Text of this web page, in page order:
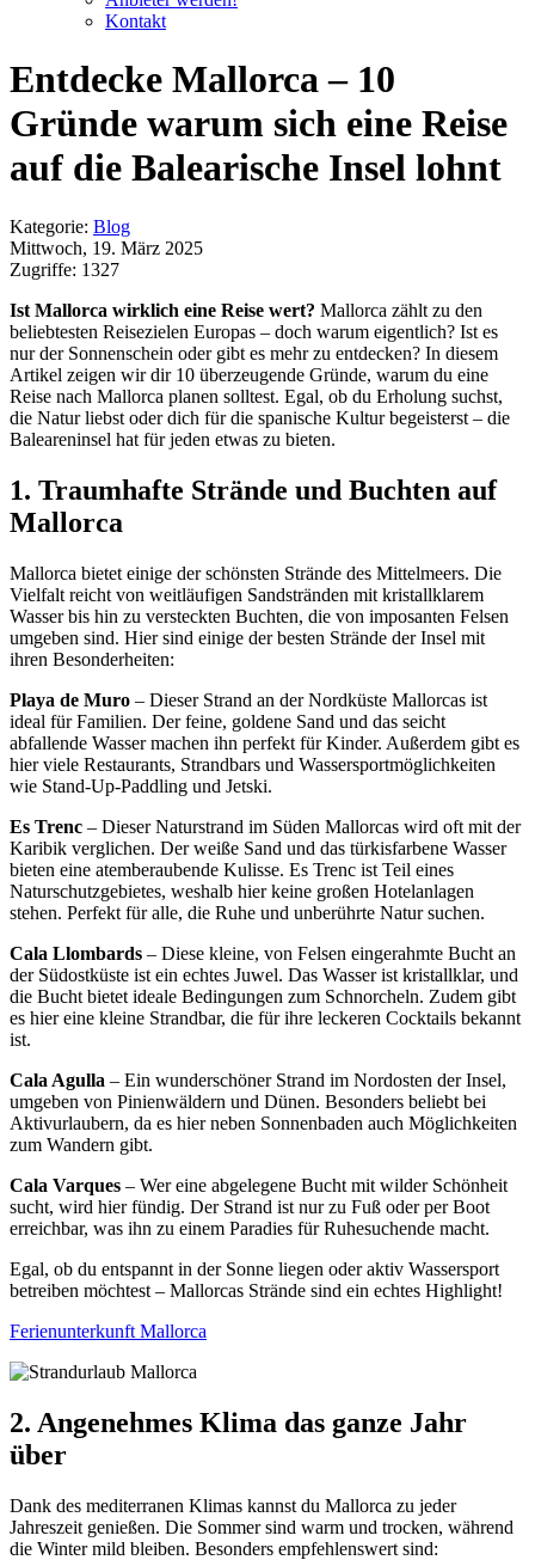
Kontakt
Entdecke Mallorca – 10
Gründe warum sich eine Reise
auf die Balearische Insel lohnt
Kategorie: Blog
Mittwoch, 19. März 2025
Zugriffe: 1327
Ist Mallorca wirklich eine Reise wert? Mallorca zählt zu den
beliebtesten Reisezielen Europas – doch warum eigentlich? Ist es
nur der Sonnenschein oder gibt es mehr zu entdecken? In diesem
Artikel zeigen wir dir 10 überzeugende Gründe, warum du eine
Reise nach Mallorca planen solltest. Egal, ob du Erholung suchst,
die Natur liebst oder dich für die spanische Kultur begeisterst – die
Baleareninsel hat für jeden etwas zu bieten.
1. Traumhafte Strände und Buchten auf
Mallorca
Mallorca bietet einige der schönsten Strände des Mittelmeers. Die
Vielfalt reicht von weitläufigen Sandstränden mit kristallklarem
Wasser bis hin zu versteckten Buchten, die von imposanten Felsen
umgeben sind. Hier sind einige der besten Strände der Insel mit
ihren Besonderheiten:
Playa de Muro – Dieser Strand an der Nordküste Mallorcas ist
ideal für Familien. Der feine, goldene Sand und das seicht
abfallende Wasser machen ihn perfekt für Kinder. Außerdem gibt es
hier viele Restaurants, Strandbars und Wassersportmöglichkeiten
wie Stand-Up-Paddling und Jetski.
Es Trenc – Dieser Naturstrand im Süden Mallorcas wird oft mit der
Karibik verglichen. Der weiße Sand und das türkisfarbene Wasser
bieten eine atemberaubende Kulisse. Es Trenc ist Teil eines
Naturschutzgebietes, weshalb hier keine großen Hotelanlagen
stehen. Perfekt für alle, die Ruhe und unberührte Natur suchen.
Cala Llombards – Diese kleine, von Felsen eingerahmte Bucht an
der Südostküste ist ein echtes Juwel. Das Wasser ist kristallklar, und
die Bucht bietet ideale Bedingungen zum Schnorcheln. Zudem gibt
es hier eine kleine Strandbar, die für ihre leckeren Cocktails bekannt
ist.
Cala Agulla – Ein wunderschöner Strand im Nordosten der Insel,
umgeben von Pinienwäldern und Dünen. Besonders beliebt bei
Aktivurlaubern, da es hier neben Sonnenbaden auch Möglichkeiten
zum Wandern gibt.
Cala Varques – Wer eine abgelegene Bucht mit wilder Schönheit
sucht, wird hier fündig. Der Strand ist nur zu Fuß oder per Boot
erreichbar, was ihn zu einem Paradies für Ruhesuchende macht.
Egal, ob du entspannt in der Sonne liegen oder aktiv Wassersport
betreiben möchtest – Mallorcas Strände sind ein echtes Highlight!
Ferienunterkunft Mallorca
2. Angenehmes Klima das ganze Jahr
über
Dank des mediterranen Klimas kannst du Mallorca zu jeder
Jahreszeit genießen. Die Sommer sind warm und trocken, während
die Winter mild bleiben. Besonders empfehlenswert sind: